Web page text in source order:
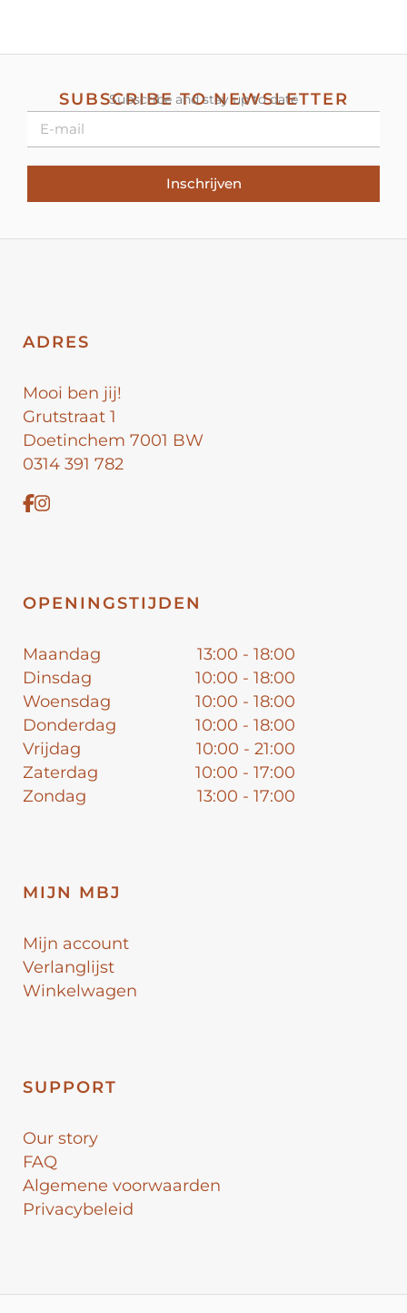
SUBSCRIBE TO NEWSLETTER
Subscribe and stay up to date
Inschrijven
ADRES
Mooi ben jij!
Grutstraat 1
Doetinchem 7001 BW
0314 391 782
OPENINGSTIJDEN
Maandag
13:00 - 18:00
Dinsdag
10:00 - 18:00
Woensdag
10:00 - 18:00
Donderdag
10:00 - 18:00
Vrijdag
10:00 - 21:00
Zaterdag
10:00 - 17:00
Zondag
13:00 - 17:00
MIJN MBJ
Mijn account
Verlanglijst
Winkelwagen
SUPPORT
Our story
FAQ
Algemene voorwaarden
Privacybeleid